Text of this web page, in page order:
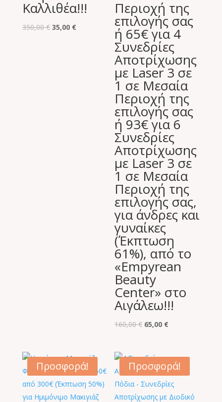
Καλλιθέα!!!
350,00€ Original
35,00 €Η
Περιοχή της
επιλογής σας
ή 65€ για 4
Συνεδρίες
Αποτρίχωσης
με Laser 3 σε
1 σε Μεσαία
Περιοχή της
επιλογής σας
ή 93€ για 6
Συνεδρίες
Αποτρίχωσης
με Laser 3 σε
1 σε Μεσαία
Περιοχή της
επιλογής σας,
για άνδρες και
γυναίκες
(Έκπτωση
61%), από το
«Empyrean
Beauty
Center» στο
Αιγάλεω!!!
160,00€ Original
160,00 €.
65,00 €
είναι:
65,00 €.
Προσφορά! Προσφορά!